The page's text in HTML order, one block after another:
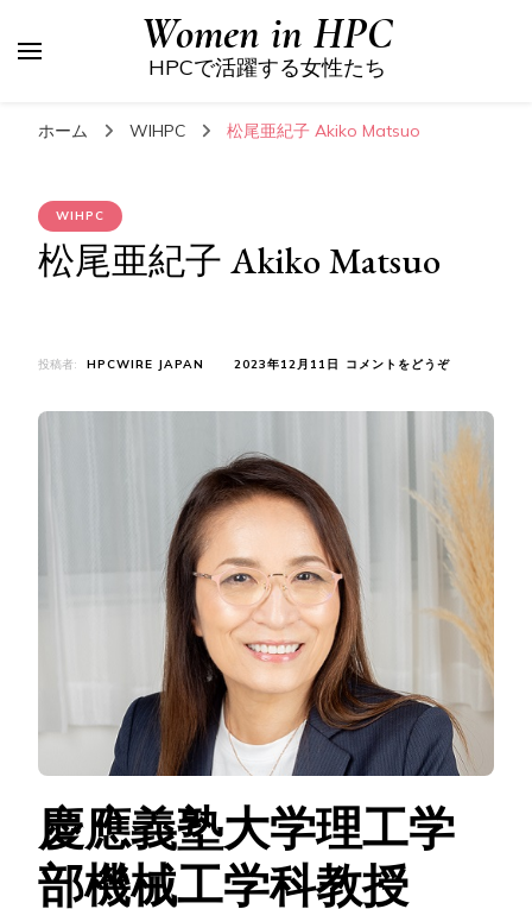
Women in HPC
HPCで活躍する女性たち
ホーム WIHPC 松尾亜紀子 Akiko Matsuo
WIHPC
松尾亜紀子 Akiko Matsuo
投稿者: HPCWIRE JAPAN 2023年12月11日 コメントをどうぞ(松
紀
MATSUO)
慶應義塾大学理工学
部機械工学科教授